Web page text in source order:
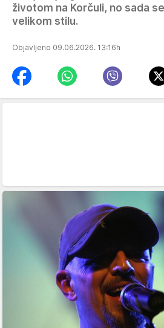
životom na Korčuli, no sada
velikom stilu.
Objavljeno 09.06.2026. 13:16h